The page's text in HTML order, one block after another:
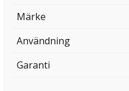
Märke
Användning
Garanti